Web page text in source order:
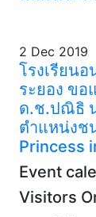
2 Dec 2019
โรงเรียน
ระยอง ขอ
ด.ช.ปณิธิ
ตำแหน่งช
Princess
Event
Visitors